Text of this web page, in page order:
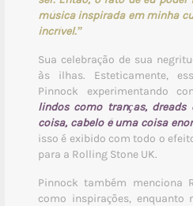
música inspirada em minha
incrível.”
Sua celebração de sua
às ilhas. Esteticamente,
Pinnock experimentando
lindos como tranças, dreads
coisa, cabelo é uma coisa
isso é exibido com todo o
para a Rolling Stone UK.
Pinnock também menciona
como inspirações, enquanto